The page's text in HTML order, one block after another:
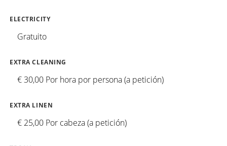
ELECTRICITY
Gratuito
EXTRA CLEANING
€ 30,00 Por hora por persona (a petición)
EXTRA LINEN
€ 25,00 Por cabeza (a petición)